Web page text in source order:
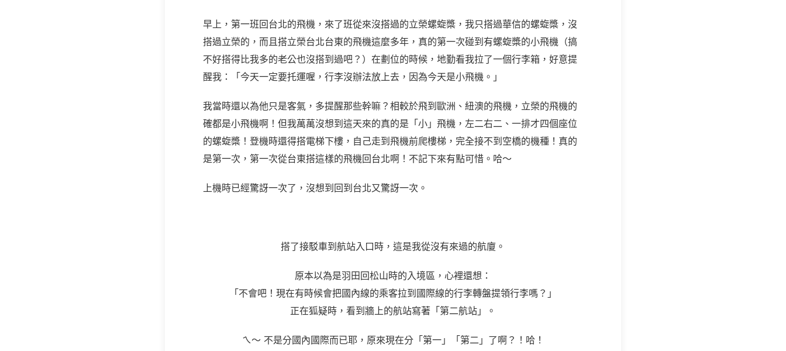
早上，第一班回台北的飛機，來了班從來沒搭過的立榮螺蜁槳，我只搭過華信的螺蜁槳，沒
搭過立榮的，而且搭立榮台北台東的飛機這麼多年，真的第一次碰到有螺蜁槳的小飛機（搞
不好搭得比我多的老公也沒搭到過吧？）在劃位的時候，地勤看我拉了一個行李箱，好意提
醒我：「今天一定要托運喔，行李沒辦法放上去，因為今天是小飛機。」
我當時還以為他只是客氣，多提醒那些幹嘛？相較於飛到歐洲、紐澳的飛機，立榮的飛機的
確都是小飛機啊！但我萬萬沒想到這天來的真的是「小」飛機，左二右二、一排才四個座位
的螺蜁槳！登機時還得搭電梯下樓，自己走到飛機前爬樓梯，完全接不到空橋的機種！真的
是第一次，第一次從台東搭這樣的飛機回台北啊！不記下來有點可惜。哈～
上機時已經驚訝一次了，沒想到回到台北又驚訝一次。
搭了接駁車到航站入口時，這是我從沒有來過的航廈。
原本以為是羽田回松山時的入境區，心裡還想：
「不會吧！現在有時候會把國內線的乘客拉到國際線的行李轉盤提領行李嗎？」
正在狐疑時，看到牆上的航站寫著「第二航站」。
ㄟ～ 不是分國內國際而已耶，原來現在分「第一」「第二」了啊？！哈！